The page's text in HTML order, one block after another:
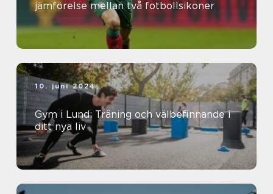
jämförelse mellan två fotbollsikoner
10. juni 2024
Gym i Lund: Träning och välbefinnande i
ditt nya liv